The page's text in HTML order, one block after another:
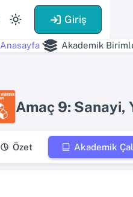
Giriş
Anasayfa Akademik
Amaç 9: Sanayi,
Özet Akademik